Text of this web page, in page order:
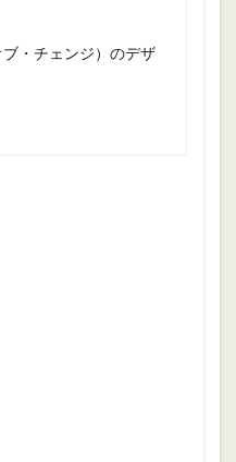
・チェンジ）のデザ